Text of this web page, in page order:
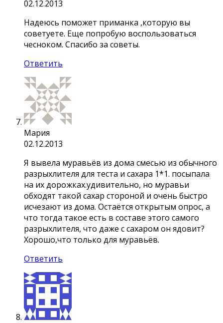
02.12.2013
Надеюсь поможет приманка ,которую вы
советуете. Еще попробую воспользоваться
чесноком. Спасибо за советы.
Ответить
Мария
02.12.2013
Я вывела муравьёв из дома смесью из обычного
разрыхлителя для теста и сахара 1*1. посыпала
на их дорожках.удивительно, но муравьи
обходят такой сахар стороной и очень быстро
исчезают из дома. Остаётся открытым опрос, а
что тогда такое есть в составе этого самого
разрыхлителя, что даже с сахаром он ядовит?
Хорошо,что только для муравьёв.
Ответить